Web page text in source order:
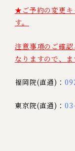
★ご予約の変更キ
す。
注意事項のご確
なりますので、
福岡院(直通)：
東京院(直通)：